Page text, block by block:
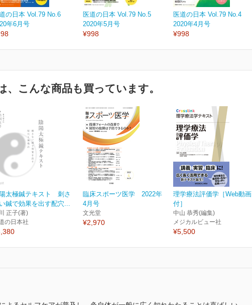
の日本 Vol.79 No.6
年6月号
医道の日本 Vol.79 No.5
2020年5月号
¥998
医道の日本 Vol.79 No.4
2020年4月号
¥998
、こんな商品も買っています。
太極鍼テキスト 刺さ
鍼で効果を出す配穴...
正子(著)
の日本社
臨床スポーツ医学 2022年
4月号
文光堂
¥2,970
理学療法評価学［Web動画
付］
中山 恭秀(編集)
メジカルビュー社
¥5,500